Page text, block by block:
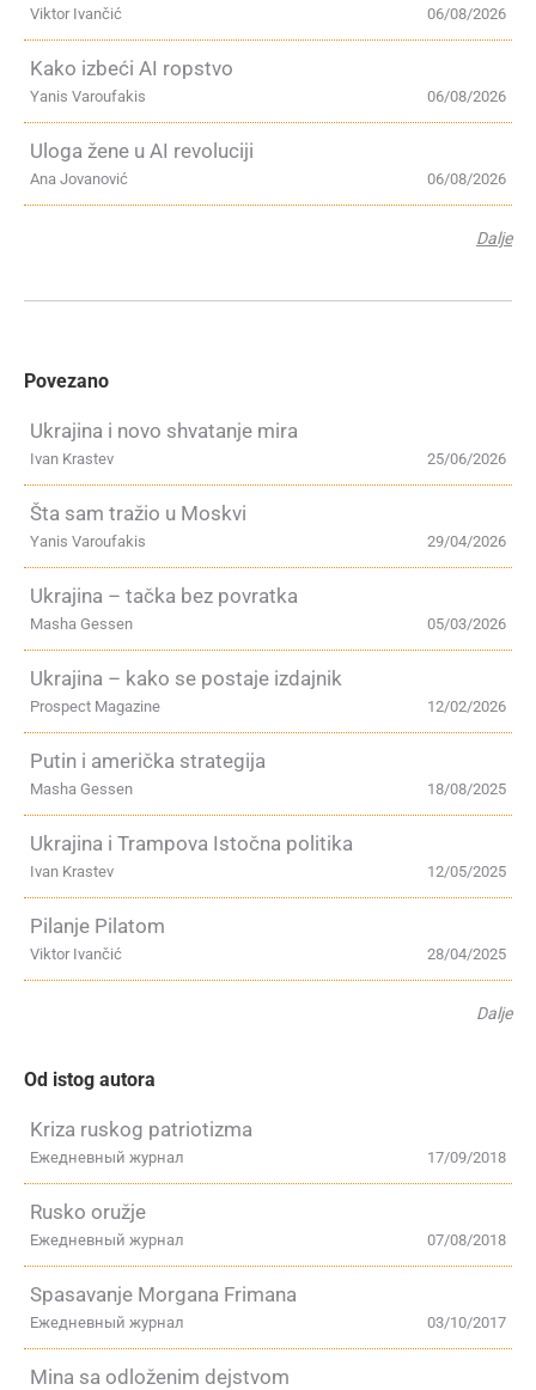
06/08/2026
Viktor Ivančić
Kako izbeći AI ropstvo
06/08/2026
Yanis Varoufakis
Uloga žene u AI revoluciji
06/08/2026
Ana Jovanović
Dalje
Povezano
Ukrajina i novo shvatanje mira
25/06/2026
Ivan Krastev
Šta sam tražio u Moskvi
29/04/2026
Yanis Varoufakis
Ukrajina – tačka bez povratka
05/03/2026
Masha Gessen
Ukrajina – kako se postaje izdajnik
12/02/2026
Prospect Magazine
Putin i američka strategija
18/08/2025
Masha Gessen
Ukrajina i Trampova Istočna politika
12/05/2025
Ivan Krastev
Pilanje Pilatom
28/04/2025
Viktor Ivančić
Dalje
Od istog autora
Kriza ruskog patriotizma
17/09/2018
Ежедневный журнал
Rusko oružje
07/08/2018
Ежедневный журнал
Spasavanje Morgana Frimana
03/10/2017
Ежедневный журнал
Mina sa odloženim dejstvom